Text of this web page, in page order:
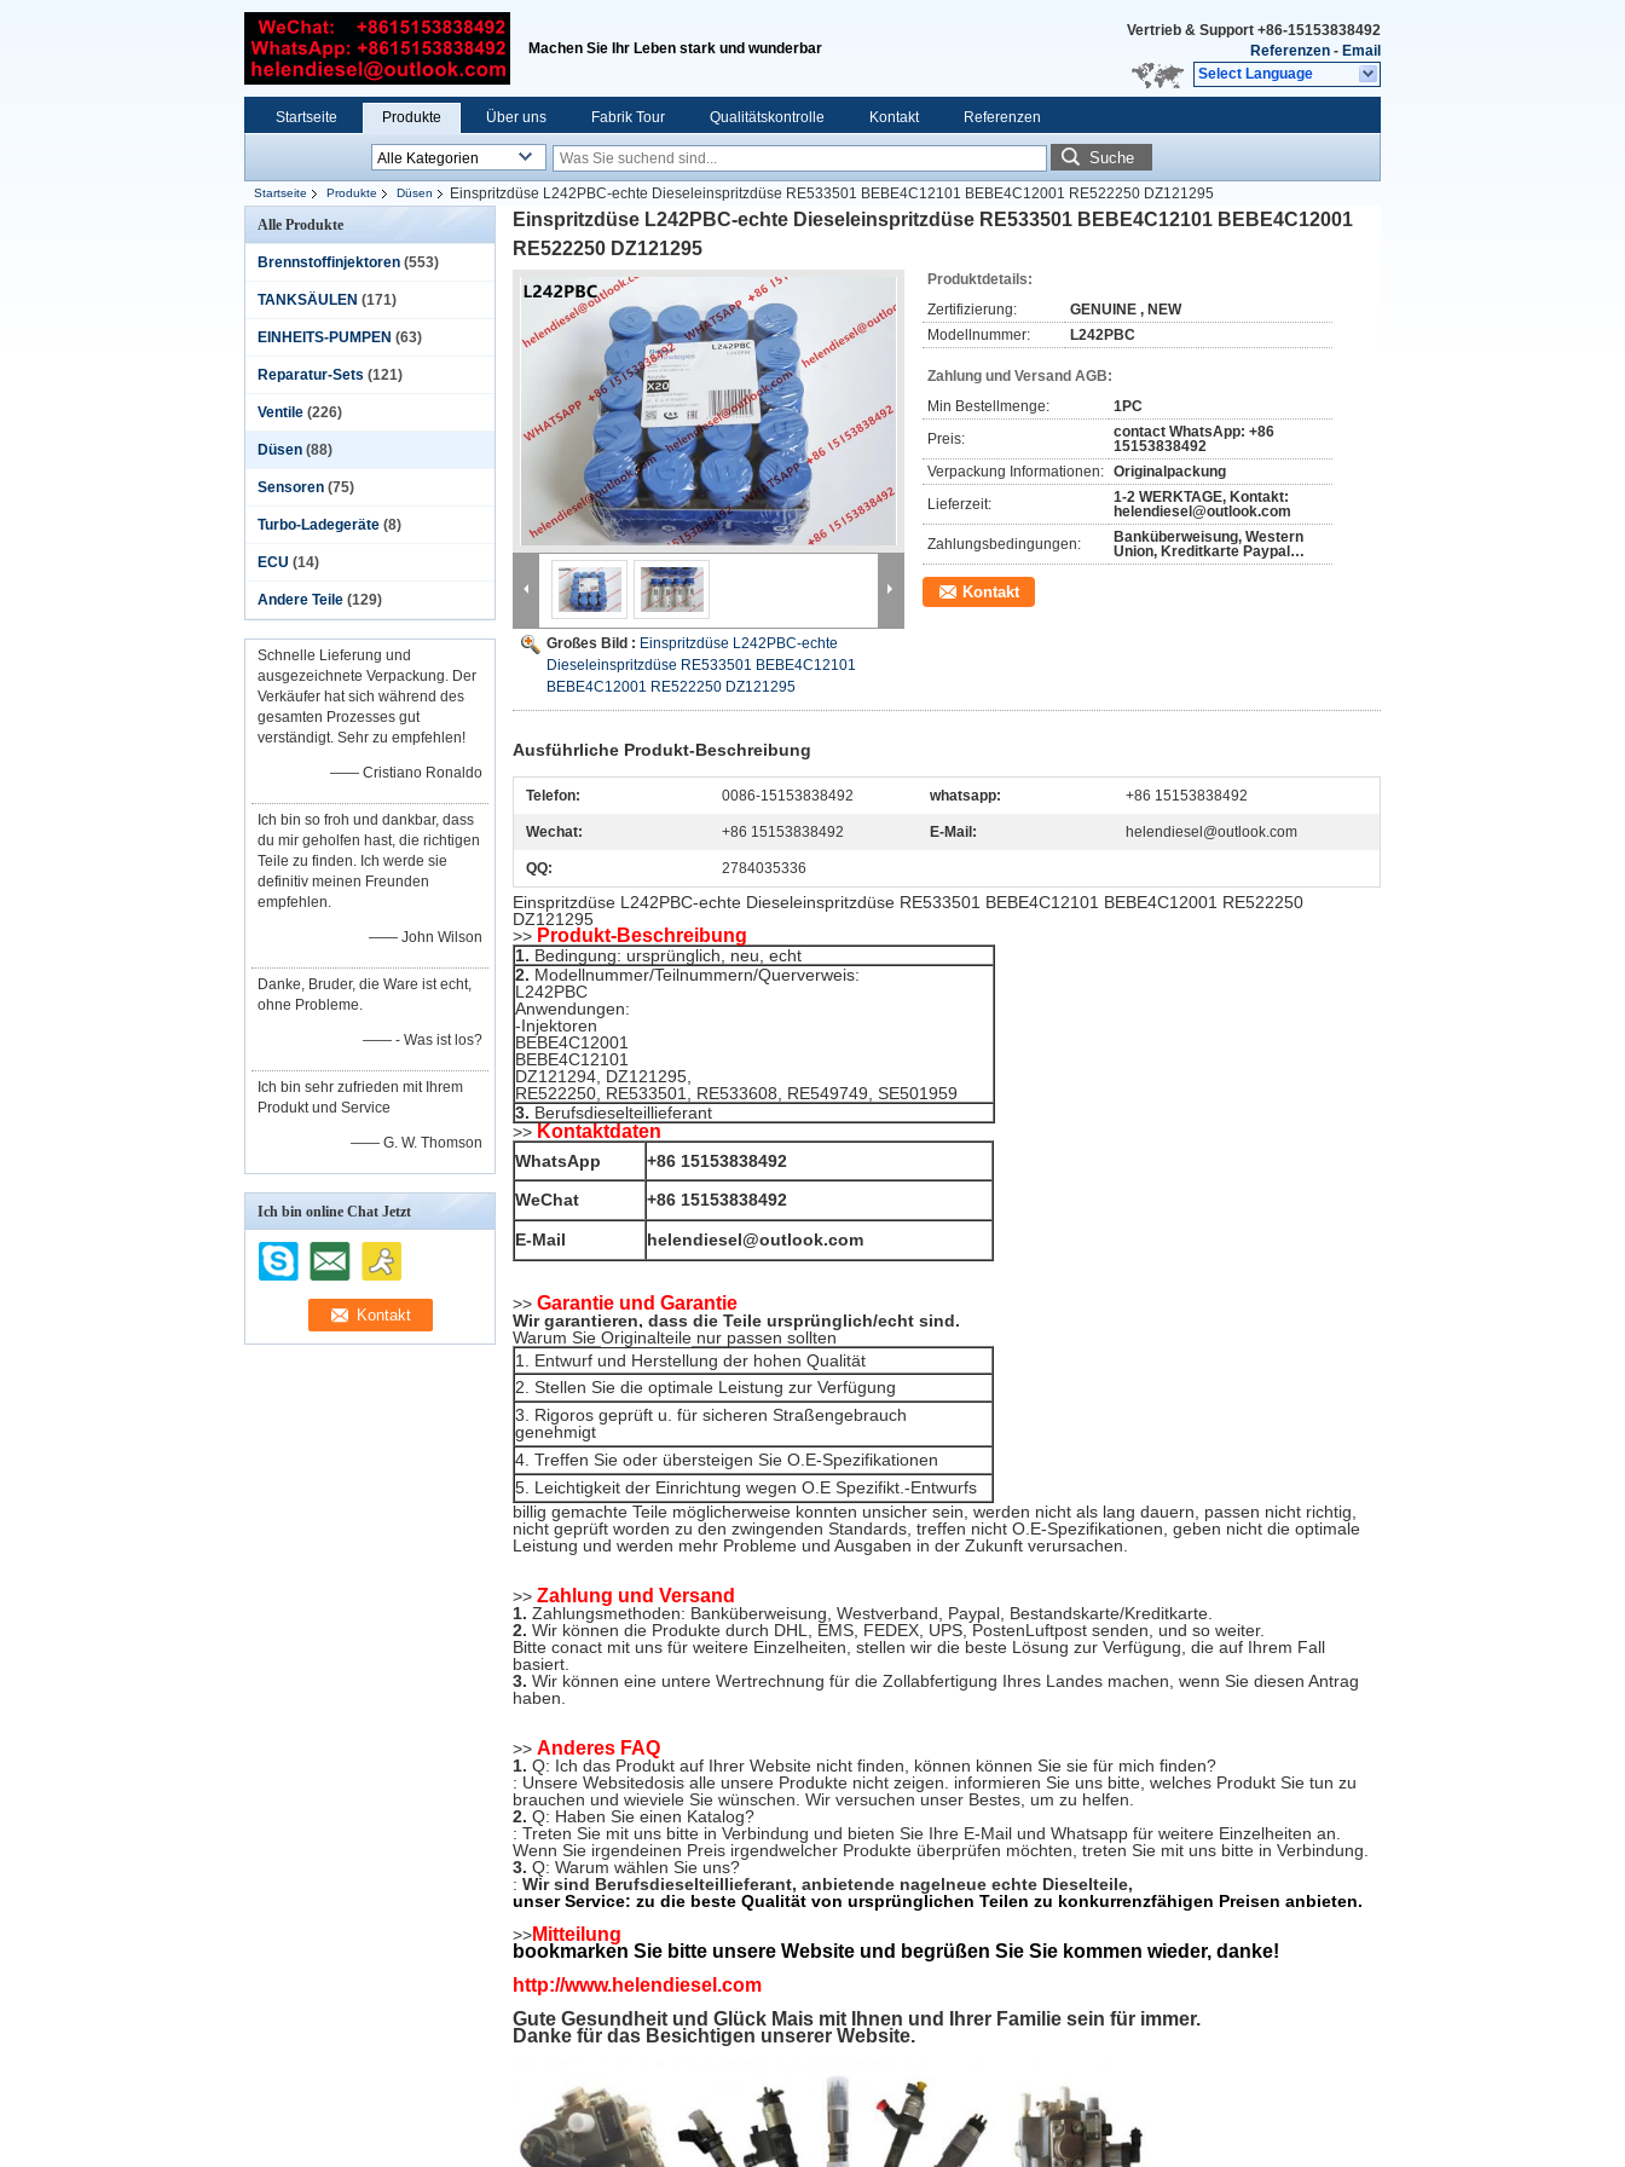
Machen Sie Ihr Leben stark und wunderbar
Vertrieb & Support +86-15153838492
Referenzen - Email
Select Language
Startseite Produkte Über uns Fabrik Tour Qualitätskontrolle Kontakt Referenzen
Suche
Startseite Produkte Düsen
Einspritzdüse L242PBC-echte Dieseleinspritzdüse RE533501 BEBE4C12101 BEBE4C12001 RE522250 DZ121295
Alle Produkte
Brennstoffinjektoren (553)
TANKSÄULEN (171)
EINHEITS-PUMPEN (63)
Reparatur-Sets (121)
Ventile (226)
Düsen (88)
Sensoren (75)
Turbo-Ladegeräte (8)
ECU (14)
Andere Teile (129)
Schnelle Lieferung und
ausgezeichnete Verpackung. Der
Verkäufer hat sich während des
gesamten Prozesses gut
verständigt. Sehr zu empfehlen!
—— Cristiano Ronaldo
Ich bin so froh und dankbar, dass
du mir geholfen hast, die richtigen
Teile zu finden. Ich werde sie
definitiv meinen Freunden
empfehlen.
—— John Wilson
Danke, Bruder, die Ware ist echt,
ohne Probleme.
—— - Was ist los?
Ich bin sehr zufrieden mit Ihrem
Produkt und Service
—— G. W. Thomson
Ich bin online Chat Jetzt
Einspritzdüse L242PBC-echte Dieseleinspritzdüse RE533501 BEBE4C12101 BEBE4C12001
RE522250 DZ121295
Großes Bild : Einspritzdüse L242PBC-echte
Dieseleinspritzdüse RE533501 BEBE4C12101
BEBE4C12001 RE522250 DZ121295
Produktdetails:
Zertifizierung:
GENUINE , NEW
Modellnummer:
L242PBC
Zahlung und Versand AGB:
Min Bestellmenge:
1PC
Preis:
contact WhatsApp: +86
15153838492
Verpackung Informationen: Originalpackung
Lieferzeit:
1-2 WERKTAGE, Kontakt:
helendiesel@outlook.com
Zahlungsbedingungen:
Banküberweisung, Western
Union, Kreditkarte Paypal…
Kontakt
Ausführliche Produkt-Beschreibung
Telefon: 0086-15153838492 whatsapp: +86 15153838492
Wechat: +86 15153838492 E-Mail: helendiesel@outlook.com
QQ: 2784035336
Einspritzdüse L242PBC-echte Dieseleinspritzdüse RE533501 BEBE4C12101 BEBE4C12001 RE522250
DZ121295
>> Produkt-Beschreibung
1. Bedingung: ursprünglich, neu, echt
2. Modellnummer/Teilnummern/Querverweis:
L242PBC
Anwendungen:
-Injektoren
BEBE4C12001
BEBE4C12101
DZ121294, DZ121295,
RE522250, RE533501, RE533608, RE549749, SE501959
3. Berufsdieselteillieferant
>> Kontaktdaten
WhatsApp
+86 15153838492
WeChat
+86 15153838492
E-Mail helendiesel@outlook.com
>> Garantie und Garantie
Wir garantieren, dass die Teile ursprünglich/echt sind.
Warum Sie Originalteile nur passen sollten
1. Entwurf und Herstellung der hohen Qualität
2. Stellen Sie die optimale Leistung zur Verfügung
3. Rigoros geprüft u. für sicheren Straßengebrauch
genehmigt
4. Treffen Sie oder übersteigen Sie O.E-Spezifikationen
5. Leichtigkeit der Einrichtung wegen O.E Spezifikt.-Entwurfs
billig gemachte Teile möglicherweise konnten unsicher sein, werden nicht als lang dauern, passen nicht richtig,
nicht geprüft worden zu den zwingenden Standards, treffen nicht O.E-Spezifikationen, geben nicht die optimale
Leistung und werden mehr Probleme und Ausgaben in der Zukunft verursachen.
>> Zahlung und Versand
1. Zahlungsmethoden: Banküberweisung, Westverband, Paypal, Bestandskarte/Kreditkarte.
2. Wir können die Produkte durch DHL, EMS, FEDEX, UPS, PostenLuftpost senden, und so weiter.
Bitte conact mit uns für weitere Einzelheiten, stellen wir die beste Lösung zur Verfügung, die auf Ihrem Fall
basiert.
3. Wir können eine untere Wertrechnung für die Zollabfertigung Ihres Landes machen, wenn Sie diesen Antrag
haben.
>> Anderes FAQ
1. Q: Ich das Produkt auf Ihrer Website nicht finden, können können Sie sie für mich finden?
: Unsere Websitedosis alle unsere Produkte nicht zeigen. informieren Sie uns bitte, welches Produkt Sie tun zu
brauchen und wieviele Sie wünschen. Wir versuchen unser Bestes, um zu helfen.
2. Q: Haben Sie einen Katalog?
: Treten Sie mit uns bitte in Verbindung und bieten Sie Ihre E-Mail und Whatsapp für weitere Einzelheiten an.
Wenn Sie irgendeinen Preis irgendwelcher Produkte überprüfen möchten, treten Sie mit uns bitte in Verbindung.
3. Q: Warum wählen Sie uns?
: Wir sind Berufsdieselteillieferant, anbietende nagelneue echte Dieselteile,
unser Service: zu die beste Qualität von ursprünglichen Teilen zu konkurrenzfähigen Preisen anbieten.
>>Mitteilung
bookmarken Sie bitte unsere Website und begrüßen Sie Sie kommen wieder, danke!
http://www.helendiesel.com
Gute Gesundheit und Glück Mais mit Ihnen und Ihrer Familie sein für immer.
Danke für das Besichtigen unserer Website.